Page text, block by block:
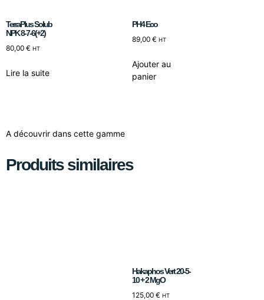
TerraPlus Solub
NPK 8-7-6(+2)
80,00 € HT
Lire la suite
PH4 Eco
89,00 € HT
Ajouter au
panier
A découvrir dans cette gamme
Produits similaires
Hakaphos Vert 20-5-
10 + 2 MgO
125,00 € HT